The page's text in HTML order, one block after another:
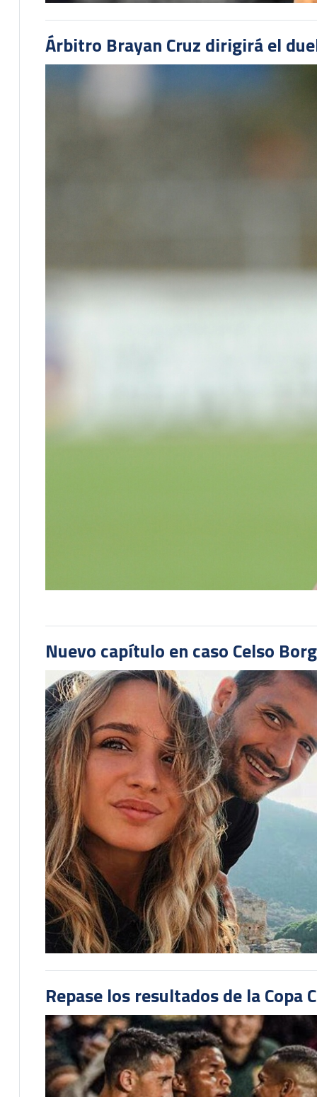
Árbitro Brayan Cruz dirigirá el
Nuevo capítulo en caso Celso
Repase los resultados de la Copa